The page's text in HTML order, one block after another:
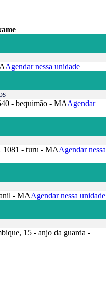
Agendar nessa unidade
- bequimão - MAAgendar
1081 - turu - MAAgendar nessa
- MAAgendar nessa unidade
15 - anjo da guarda -